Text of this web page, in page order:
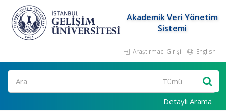
Akademik Veri Yönetim
Sistemi
Araştırmacı Girişi English
Ara
Detaylı Arama